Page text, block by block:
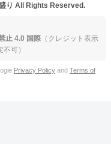
り All Rights Reserved.
止 4.0 国際 （クレジット表示
可）
Privacy Policy and Terms of